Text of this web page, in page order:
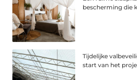
bescherming die
Tijdelijke
start van het